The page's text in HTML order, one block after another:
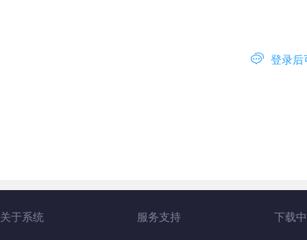
 登录后
关于系统 服务支持 下载